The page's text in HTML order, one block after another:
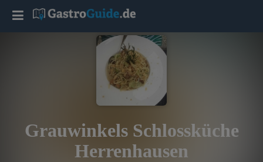
Grauwinkels Schlossküche
Herrenhausen
T